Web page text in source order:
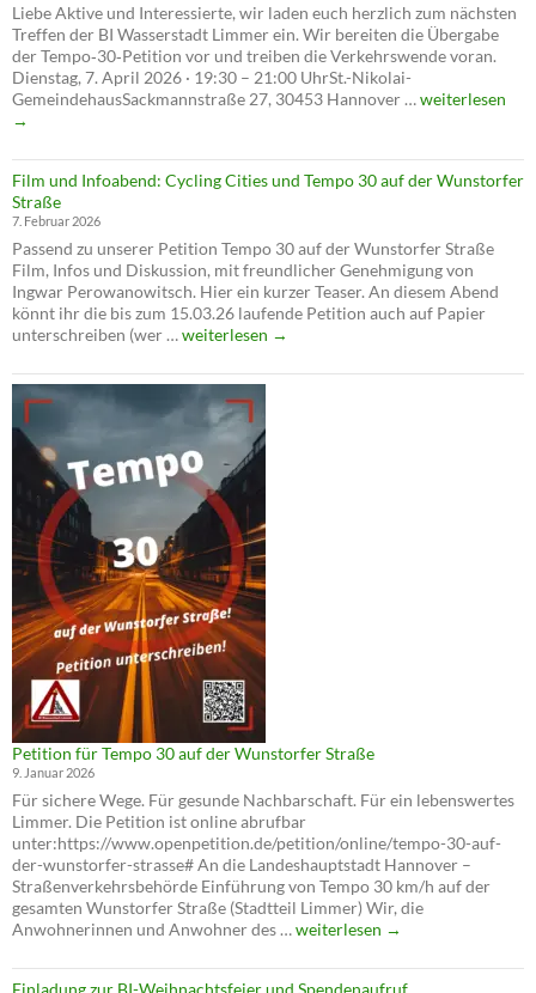
die
Liebe Aktive und Interessierte, wir laden euch herzlich zum nächsten
Treffen der BI Wasserstadt Limmer ein. Wir bereiten die Übergabe
der Tempo‑30‑Petition vor und treiben die Verkehrswende voran.
Dienstag, 7. April 2026 · 19:30 – 21:00 UhrSt.-Nikolai-
GemeindehausSackmannstraße 27, 30453 Hannover …Alles
Zeit
–
ist
jetzt!
weiterlesen
→
Film und Infoabend: Cycling Cities und Tempo 30 auf der Wunstorfer
Straße
7. Februar 2026
Passend zu unserer Petition Tempo 30 auf der Wunstorfer Straße
Film, Infos und Diskussion, mit freundlicher Genehmigung von
Ingwar Perowanowitsch. Hier ein kurzer Teaser. An diesem Abend
könnt ihr die bis zum 15.03.26 laufende Petition auch auf Papier
unterschreiben (wer …Film
Infoabend:
Cycling
Cities
und
Tempo
30
auf
der
Wunstorfer
Straße
weiterlesen →
Petition für Tempo 30 auf der Wunstorfer Straße
9. Januar 2026
Für sichere Wege. Für gesunde Nachbarschaft. Für ein lebenswertes
Limmer. Die Petition ist online abrufbar
unter:https://www.openpetition.de/petition/online/tempo-30-auf-
der-wunstorfer-strasse# An die Landeshauptstadt Hannover –
Straßenverkehrsbehörde Einführung von Tempo 30 km/h auf der
gesamten Wunstorfer Straße (Stadtteil Limmer) Wir, die
Anwohnerinnen und Anwohner des …Petition
Tempo
weiterlesen →
Einladung zur BI-Weihnachtsfeier und Spendenaufruf